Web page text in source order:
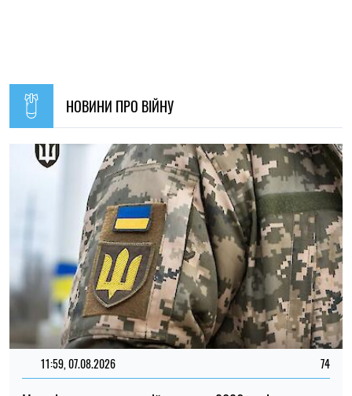
Матеріальна допомога військовим у 2026 році: як
отримати виплату на соціально-побутові потреби
Ірина Де Люсто